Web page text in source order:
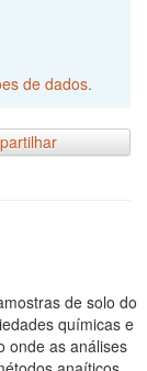
de dados.
de solo do
químicas e
onde as análises